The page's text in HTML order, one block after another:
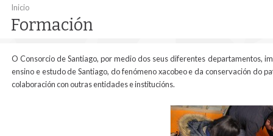
Vostede está aquí
Inicio
Formación
O Consorcio de Santiago, por medio dos seus diferentes departamentos,
ensino e estudo de Santiago, do fenómeno xacobeo e da conservación do
colaboración con outras entidades e institucións.